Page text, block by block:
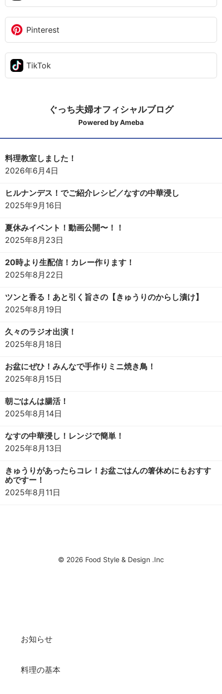
Pinterest
TikTok
ぐっち夫婦オフィシャルブログ
Powered by Ameba
料理教室しました！
2026年6月4日
ヒルナンデス！でご紹介レシピ／なすの中華浸し
2025年9月16日
夏休みイベント！動画公開〜！！
2025年8月23日
20時より生配信！カレー作ります！
2025年8月22日
ツンと香る！あと引く旨さの【きゅうりのからし漬け】
2025年8月19日
久々のラジオ出演！
2025年8月18日
お盆にぜひ！みんなで手作りミニ焼き鳥！
2025年8月15日
朝ごはんは腸活！
2025年8月14日
なすの中華浸し！レンジで簡単！
2025年8月13日
きゅうりがあったらコレ！お盆ごはんの箸休めにもおすす
めですー！
2025年8月11日
© 2026 Food Style & Design .Inc
お知らせ
料理の基本